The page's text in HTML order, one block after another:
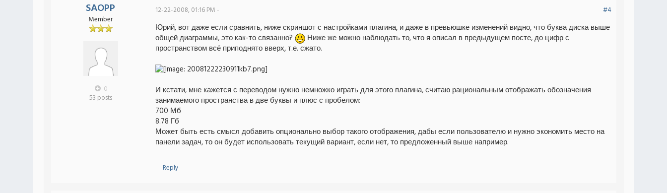
SAOPP
Member
0
53 posts
12-22-2008, 01:16 PM - #4
Юрий, вот даже если сравнить, ниже скриншот с настройками плагина, и даже в превьюшке изменений видно, что буква диска выше
общей диаграммы, это как-то связанно?
Ниже же можно наблюдать то, что я описал в предыдущем посте, до цифр с
пространством всё приподнято вверх, т.е. сжато.
И кстати, мне кажется с переводом нужно немножко играть для этого плагина, считаю рациональным отображать обозначения
занимаемого пространства в две буквы и плюс с пробелом:
700 Мб
8.78 Гб
Может быть есть смысл добавить опционально выбор такого отображения, дабы если пользователю и нужно экономить место на
панели задач, то он будет использовать текущий вариант, если нет, то предложенный выше например.
Reply